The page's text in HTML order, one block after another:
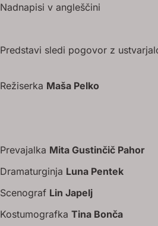
Nadnapisi v angleščini
Predstavi sledi pogovor z
Režiserka Maša Pelko
Prevajalka Mita Gustinčič Pahor
Dramaturginja Luna Pentek
Scenograf Lin Japelj
Kostumografka Tina Bonča